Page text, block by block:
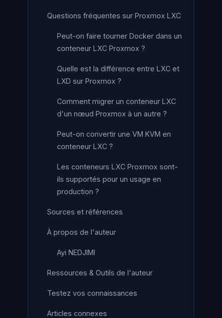
Questions fréquentes sur Proxmox LXC
Peut-on faire tourner Docker dans un
conteneur LXC Proxmox ?
Quelle est la différence entre LXC et
LXD sur Proxmox ?
Comment migrer un conteneur LXC
d'un nœud Proxmox à un autre ?
Peut-on convertir une VM KVM en
conteneur LXC ?
Les conteneurs LXC Proxmox sont-
ils supportés pour un usage en
production ?
Sources et références
À propos de l'auteur
Ayi NEDJIMI
Ressources & Outils de l'auteur
Testez vos connaissances
Articles connexes